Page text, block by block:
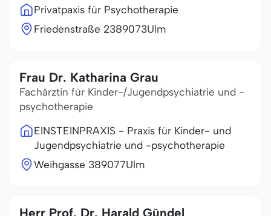
Privatpaxis für Psychotherapie
Friedenstraße 2389073Ulm
Frau Dr. Katharina Grau
Fachärztin für Kinder-/Jugendpsychiatrie und -
psychotherapie
EINSTEINPRAXIS - Praxis für Kinder- und
Jugendpsychiatrie und -psychotherapie
Weihgasse 389077Ulm
Herr Prof. Dr. Harald Gündel